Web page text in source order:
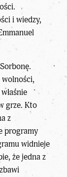
i wiedzy,
grze. Kto
z
programy
widnieje
że jedna z